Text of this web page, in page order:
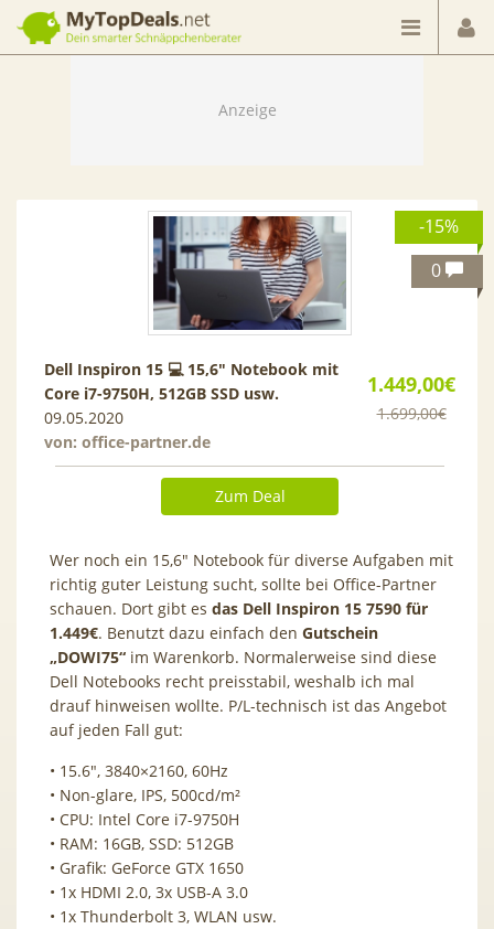
Dein smarter Schnäppchenberater
-15%
0
1.449,00€
1.699,00€
Dell Inspiron 15 💻 15,6″ Notebook mit
Core i7-9750H, 512GB SSD usw.
09.05.2020
von: office-partner.de
Zum Deal
Wer noch ein 15,6″ Notebook für diverse Aufgaben mit
richtig guter Leistung sucht, sollte bei Office-Partner
schauen. Dort gibt es das Dell Inspiron 15 7590 für
1.449€. Benutzt dazu einfach den Gutschein
„DOWI75“ im Warenkorb. Normalerweise sind diese
Dell Notebooks recht preisstabil, weshalb ich mal
drauf hinweisen wollte. P/L-technisch ist das Angebot
auf jeden Fall gut:
• 15.6″, 3840×2160, 60Hz
• Non-glare, IPS, 500cd/​m²
• CPU: Intel Core i7-9750H
• RAM: 16GB, SSD: 512GB
• Grafik: GeForce GTX 1650
• 1x HDMI 2.0, 3x USB-A 3.0
• 1x Thunderbolt 3, WLAN usw.